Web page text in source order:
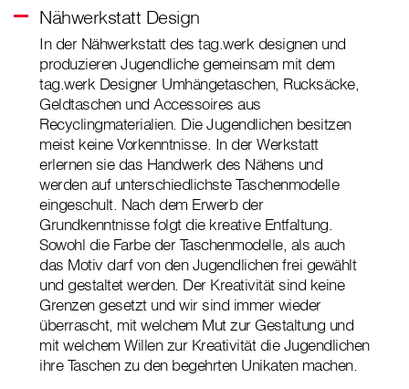
Nähwerkstatt Design
In der Nähwerkstatt des tag.werk designen und
produzieren Jugendliche gemeinsam mit dem
tag.werk Designer Umhängetaschen, Rucksäcke,
Geldtaschen und Accessoires aus
Recyclingmaterialien. Die Jugendlichen besitzen
meist keine Vorkenntnisse. In der Werkstatt
erlernen sie das Handwerk des Nähens und
werden auf unterschiedlichste Taschenmodelle
eingeschult. Nach dem Erwerb der
Grundkenntnisse folgt die kreative Entfaltung.
Sowohl die Farbe der Taschenmodelle, als auch
das Motiv darf von den Jugendlichen frei gewählt
und gestaltet werden. Der Kreativität sind keine
Grenzen gesetzt und wir sind immer wieder
überrascht, mit welchem Mut zur Gestaltung und
mit welchem Willen zur Kreativität die Jugendlichen
ihre Taschen zu den begehrten Unikaten machen.